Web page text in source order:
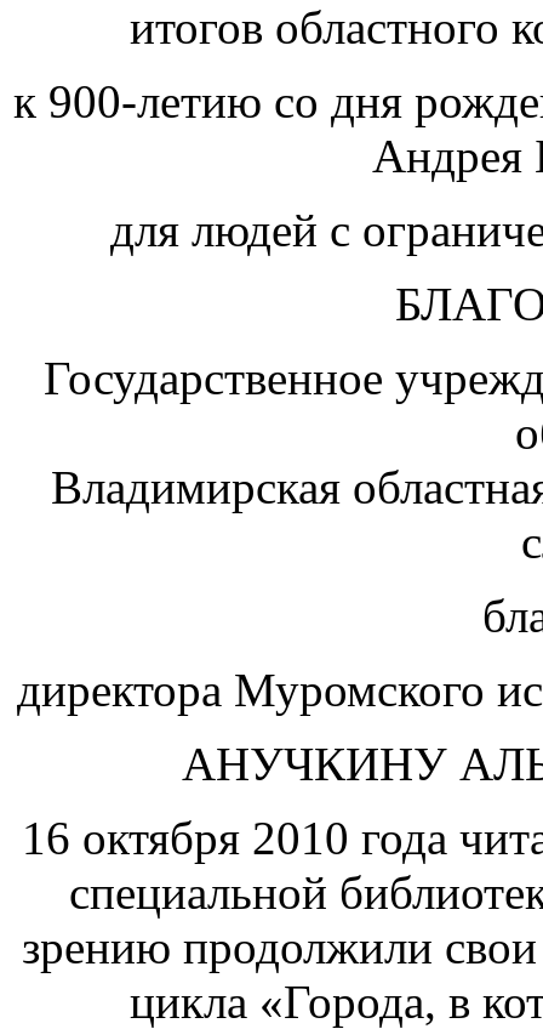
итогов областного
к 900-летию со дня
Андрея
для людей с
Государственное
Владимирская
директора Муромского
АНУЧКИНУ
16 октября 2010 года
специальной
зрению продолжили свои
цикла «Города, в